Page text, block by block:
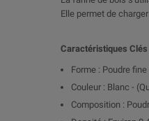
Elle permet de
Caractéristiques Clés
Forme : Poudre fine
Couleur : Blanc -
Composition :